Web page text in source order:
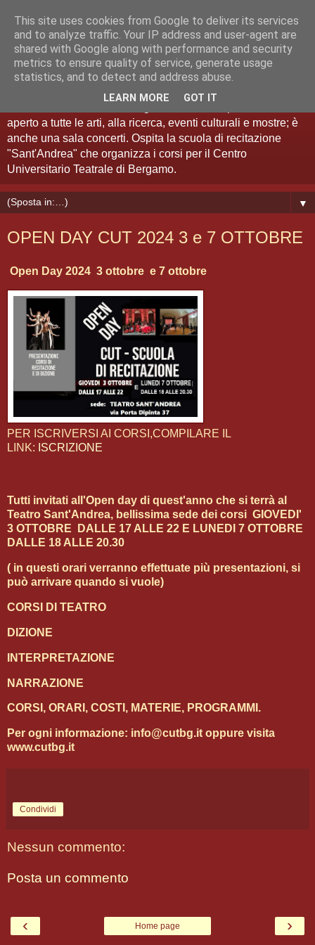
Teatro Sant'Andrea Bergamo
Spazio Artistico
aperto a tutte le arti, alla ricerca, eventi culturali e mostre; è
anche una sala concerti. Ospita la scuola di recitazione
"Sant'Andrea" che organizza i corsi per il Centro
Universitario Teatrale di Bergamo.
▼
OPEN DAY CUT 2024 3 e 7 OTTOBRE
Open Day 2024 3 ottobre e 7 ottobre
PER ISCRIVERSI AI CORSI,COMPILARE IL
LINK: ISCRIZIONE
Tutti invitati all'Open day di quest'anno che si terrà al
Teatro Sant'Andrea, bellissima sede dei corsi GIOVEDI'
3 OTTOBRE DALLE 17 ALLE 22 E LUNEDI 7 OTTOBRE
DALLE 18 ALLE 20.30
( in questi orari verranno effettuate più presentazioni, si
può arrivare quando si vuole)
CORSI DI TEATRO
DIZIONE
INTERPRETAZIONE
NARRAZIONE
CORSI, ORARI, COSTI, MATERIE, PROGRAMMI.
Per ogni informazione: info@cutbg.it oppure visita
www.cutbg.it
Condividi
Nessun commento:
Posta un commento
‹ ›
Home page
This site uses cookies from Google to deliver its services
and to analyze traffic. Your IP address and user-agent are
shared with Google along with performance and security
metrics to ensure quality of service, generate usage
statistics, and to detect and address abuse.
LEARN MORE GOT IT